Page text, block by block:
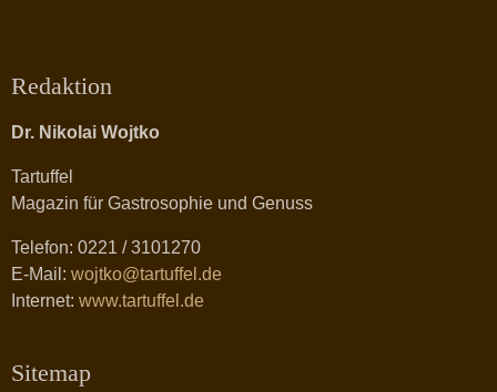
Redaktion
Dr. Nikolai Wojtko
Tartuffel
Magazin für Gastrosophie und Genuss
Telefon: 0221 / 3101270
E-Mail: wojtko@tartuffel.de
Internet: www.tartuffel.de
Sitemap